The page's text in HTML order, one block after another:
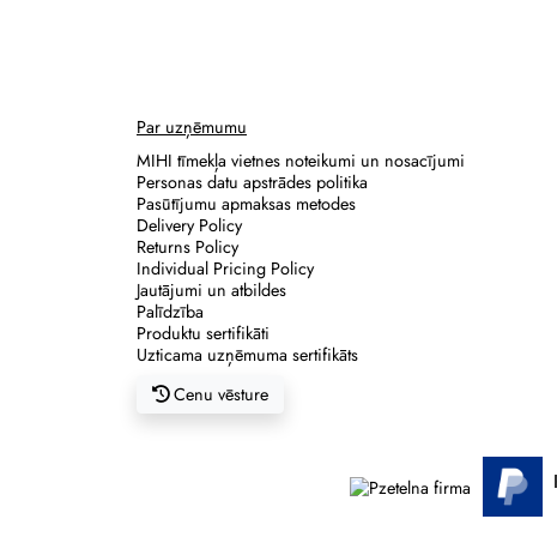
Par uzņēmumu
MIHI tīmekļa vietnes noteikumi un nosacījumi
Personas datu apstrādes politika
Pasūtījumu apmaksas metodes
Delivery Policy
Returns Policy
Individual Pricing Policy
Jautājumi un atbildes
Palīdzība
Produktu sertifikāti
Uzticama uzņēmuma sertifikāts
Cenu vēsture